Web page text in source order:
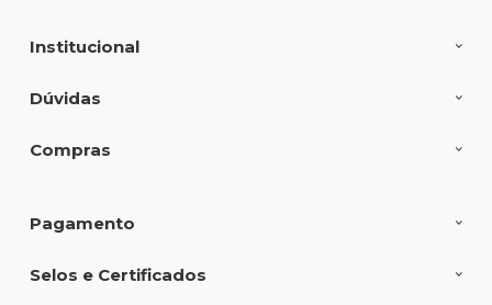
Institucional
Dúvidas
Compras
Pagamento
Selos e Certificados